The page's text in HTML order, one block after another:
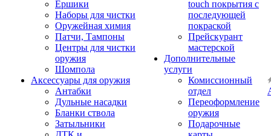
Ёршики
Наборы для чистки
Оружейная химия
Патчи, Тампоны
Центры для чистки
оружия
Шомпола
Аксессуары для оружия
Антабки
Дульные насадки
Бланки ствола
Затыльники
touch покрытия с
последующей
покраской
Прейскурант
мастерской
Дополнительные
услуги
Комиссионный
отдел
Переоформление
оружия
Подарочные